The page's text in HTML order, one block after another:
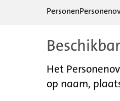
Personen
Het
op naam,